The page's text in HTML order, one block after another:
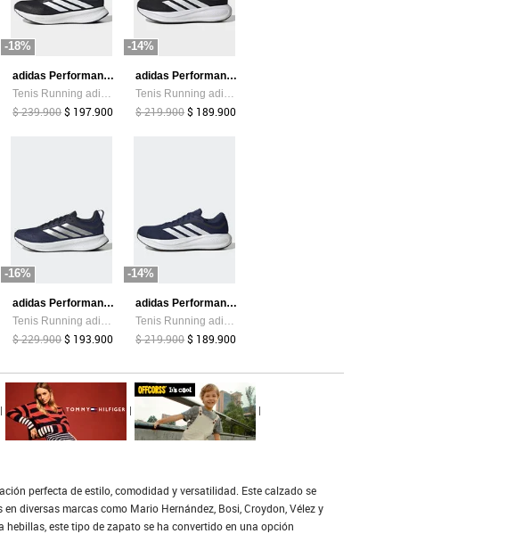
-18%
adidas Performance
$ 239.900$ 197.900
-14%
adidas Performance
$ 219.900$ 189.900
-16%
adidas Performance
$ 229.900$ 193.900
-14%
adidas Performance
$ 219.900$ 189.900
perfecta de estilo, comodidad y versatilidad. Este calzado se
diversas marcas como Mario Hernández, Bosi, Croydon, Vélez y
este tipo de zapato se ha convertido en una opción